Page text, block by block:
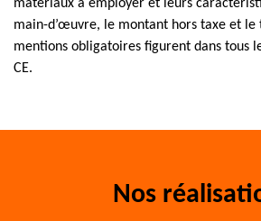
matériaux à employer et leurs
main-d’œuvre, le montant hors taxe et le
mentions obligatoires figurent dans tous
CE.
Nos